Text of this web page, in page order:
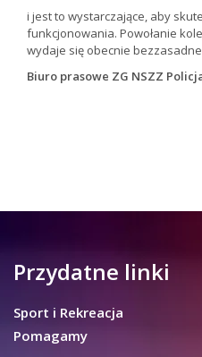
i jest to wystarczające, aby
funkcjonowania. Powołanie
wydaje się obecnie
Biuro prasowe ZG NSZZ
Przydatne linki
Sport i Rekreacja
Pomagamy